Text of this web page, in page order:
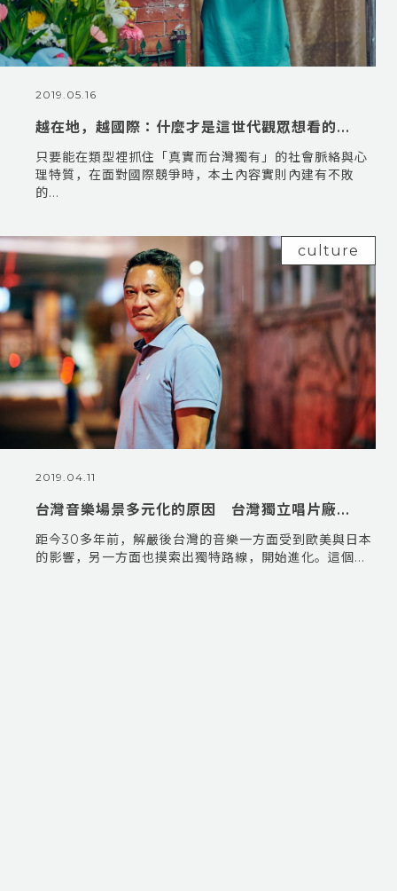
2019.05.16
越在地，越國際：什麼才是這世代觀眾想看的...
只要能在類型裡抓住「真實而台灣獨有」的社會脈絡與心
理特質，在面對國際競爭時，本土內容實則內建有不敗
的...
culture
2019.04.11
台灣音樂場景多元化的原因 台灣獨立唱片廠...
距今30多年前，解嚴後台灣的音樂一方面受到歐美與日本
的影響，另一方面也摸索出獨特路線，開始進化。這個...